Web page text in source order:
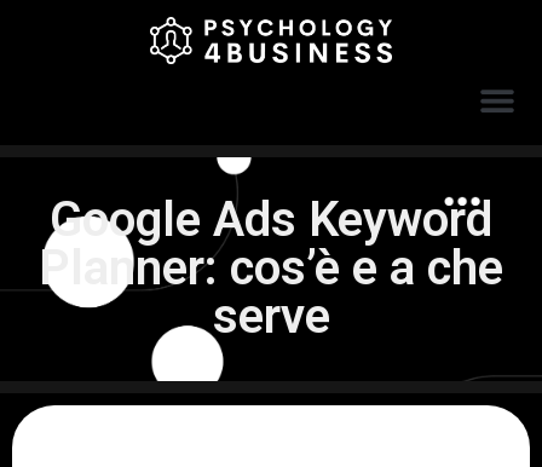
Google Ads Keyword
Planner: cos’è e a che
serve